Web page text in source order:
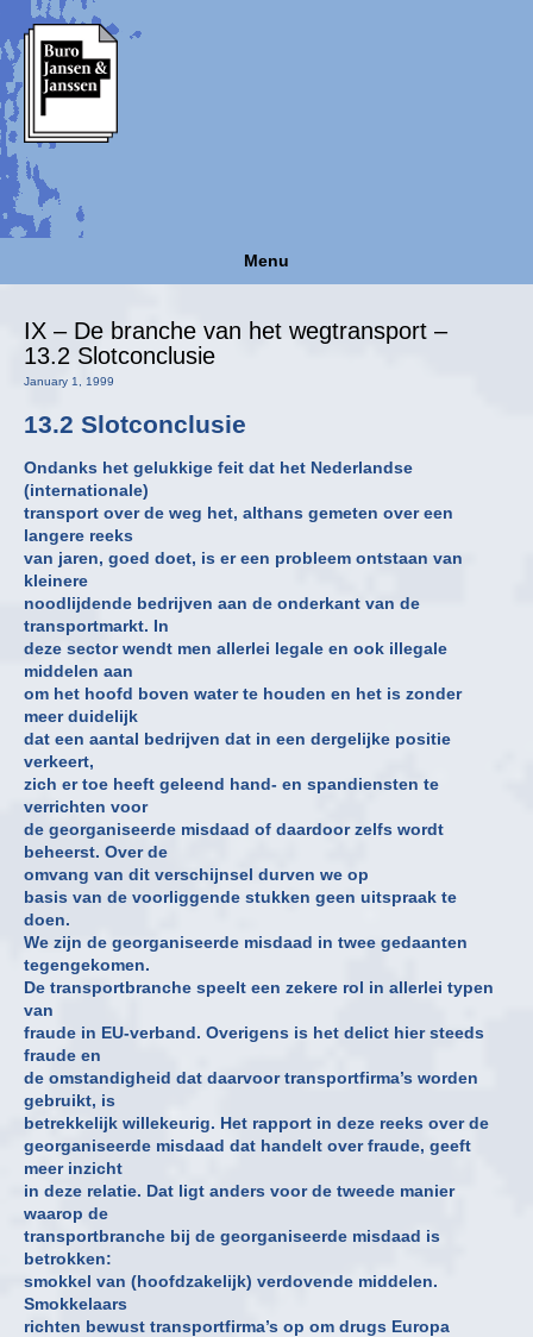
Menu
IX – De branche van het wegtransport –
13.2 Slotconclusie
January 1, 1999
13.2 Slotconclusie
Ondanks het gelukkige feit dat het Nederlandse
(internationale)
transport over de weg het, althans gemeten over een
langere reeks
van jaren, goed doet, is er een probleem ontstaan van
kleinere
noodlijdende bedrijven aan de onderkant van de
transportmarkt. In
deze sector wendt men allerlei legale en ook illegale
middelen aan
om het hoofd boven water te houden en het is zonder
meer duidelijk
dat een aantal bedrijven dat in een dergelijke positie
verkeert,
zich er toe heeft geleend hand- en spandiensten te
verrichten voor
de georganiseerde misdaad of daardoor zelfs wordt
beheerst. Over de
omvang van dit verschijnsel durven we op
basis van de voorliggende stukken geen uitspraak te
doen.
We zijn de georganiseerde misdaad in twee gedaanten
tegengekomen.
De transportbranche speelt een zekere rol in allerlei typen
van
fraude in EU-verband. Overigens is het delict hier steeds
fraude en
de omstandigheid dat daarvoor transportfirma’s worden
gebruikt, is
betrekkelijk willekeurig. Het rapport in deze reeks over de
georganiseerde misdaad dat handelt over fraude, geeft
meer inzicht
in deze relatie. Dat ligt anders voor de tweede manier
waarop de
transportbranche bij de georganiseerde misdaad is
betrokken:
smokkel van (hoofdzakelijk) verdovende middelen.
Smokkelaars
richten bewust transportfirma’s op om drugs Europa